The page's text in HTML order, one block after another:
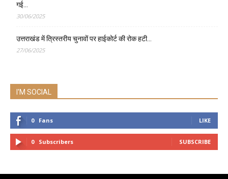
गई…
30/06/2025
उत्तराखंड में त्रिस्तरीय चुनावों पर हाईकोर्ट की रोक हटी…
27/06/2025
I'M SOCIAL
0 Fans LIKE
0 Subscribers SUBSCRIBE